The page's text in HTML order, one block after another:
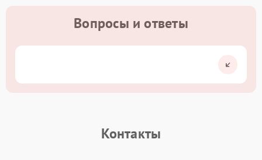
Вопросы и ответы
Контакты